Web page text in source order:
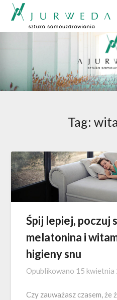
Tag:
Śpij lepiej, poczuj
melatonina i
higieny snu
Opublikowano 15 kwietnia
Czy zauważasz czasem, że